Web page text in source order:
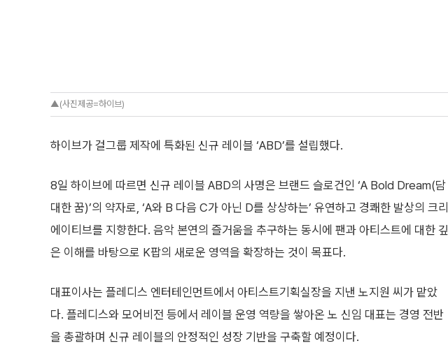
▲(사진제공=하이브)
하이브가 걸그룹 제작에 특화된 신규 레이블 ‘ABD’를 설립했다.
8일 하이브에 따르면 신규 레이블 ABD의 사명은 브랜드 슬로건인 ‘A Bold Dream(담
대한 꿈)’의 약자로, ‘A와 B 다음 C가 아닌 D를 상상하는’ 유연하고 경쾌한 발상의 크리
에이티브를 지향한다. 음악 본연의 즐거움을 추구하는 동시에 팬과 아티스트에 대한 깊
은 이해를 바탕으로 K팝의 새로운 영역을 확장하는 것이 목표다.
대표이사는 플레디스 엔터테인먼트에서 아티스트기획실장을 지낸 노지원 씨가 맡았
다. 플레디스와 모어비전 등에서 레이블 운영 역량을 쌓아온 노 신임 대표는 경영 전반
을 총괄하며 신규 레이블의 안정적인 성장 기반을 구축할 예정이다.